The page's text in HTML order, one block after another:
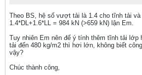
Theo BS, hệ số vượt tải là 1.4 cho tĩnh tải và
1.4*DL+1.6*LL = 984 kN (>659 kN) lận Em.
Tuy nhiên Em nên để ý tính thêm tĩnh tải lớp
tải đến 480 kg/m2 thì hơi lớn, không biết
vậy?
Chúc thành công,